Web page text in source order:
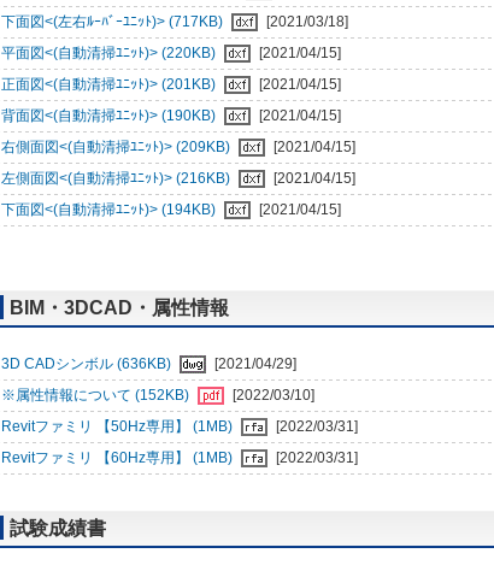
下面図<(左右ﾙｰﾊﾞｰﾕﾆｯﾄ)> (717KB)
[2021/03/18]
平面図<(自動清掃ﾕﾆｯﾄ)> (220KB)
[2021/04/15]
正面図<(自動清掃ﾕﾆｯﾄ)> (201KB)
[2021/04/15]
背面図<(自動清掃ﾕﾆｯﾄ)> (190KB)
[2021/04/15]
右側面図<(自動清掃ﾕﾆｯﾄ)> (209KB)
[2021/04/15]
左側面図<(自動清掃ﾕﾆｯﾄ)> (216KB)
[2021/04/15]
下面図<(自動清掃ﾕﾆｯﾄ)> (194KB)
[2021/04/15]
BIM・3DCAD・属性情報
3D CADシンボル (636KB)
[2021/04/29]
※属性情報について (152KB)
[2022/03/10]
Revitファミリ 【50Hz専用】 (1MB)
[2022/03/31]
Revitファミリ 【60Hz専用】 (1MB)
[2022/03/31]
試験成績書